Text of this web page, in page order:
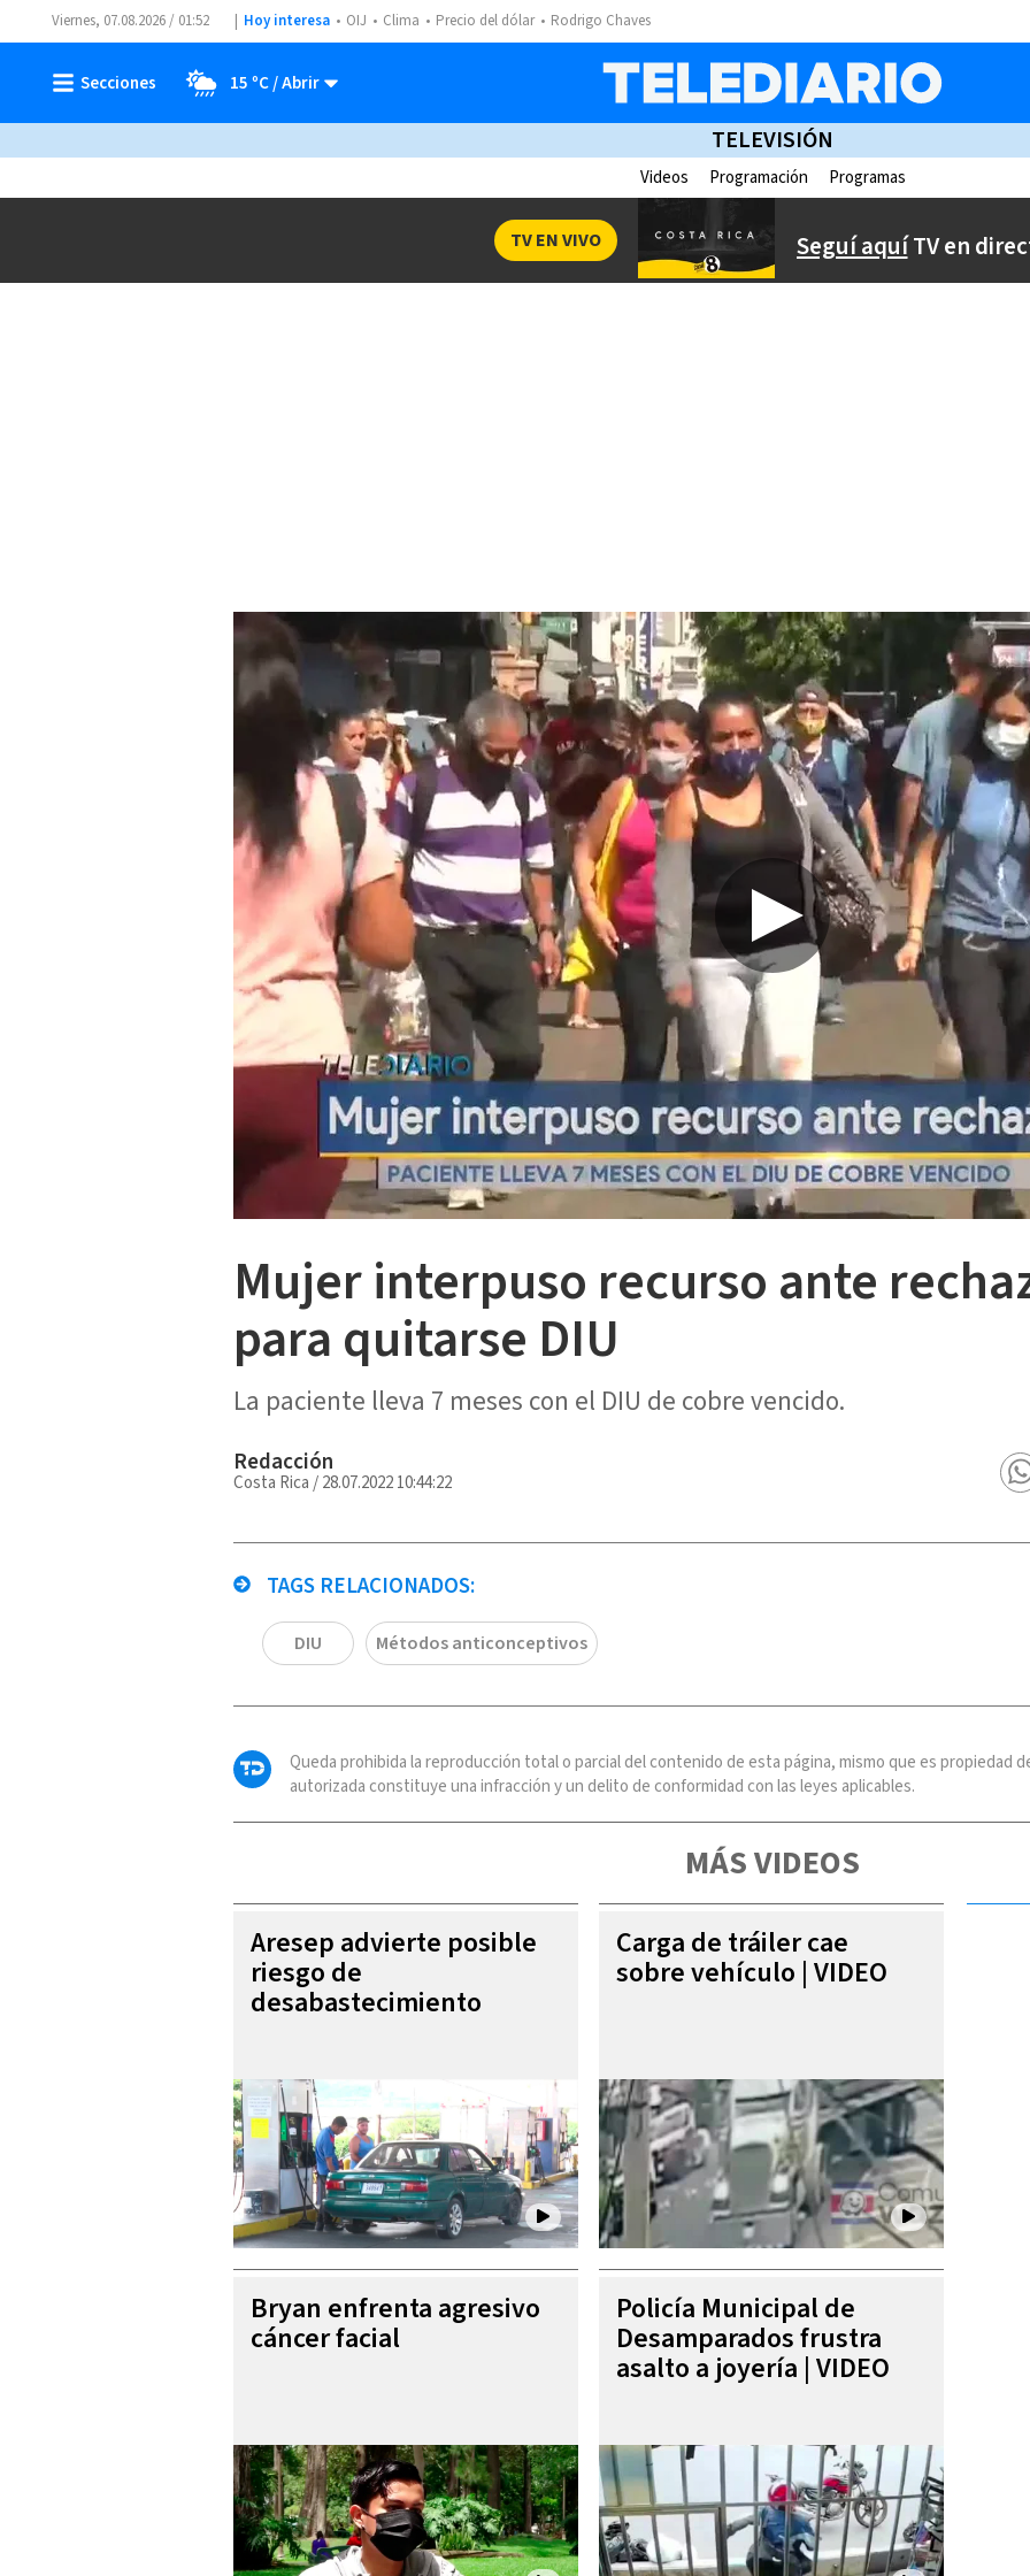
Viernes, 07.08.2026 / 01:52 Hoy interesa OIJ Clima Precio del dólar Rodrigo Chaves
15 ºC
TELEVISIÓN
Videos Programación Programas
Seguí aquíTV en
TV EN VIVO
Mujer interpuso recurso ante
para quitarse DIU
La paciente lleva 7 meses con el DIU de cobre vencido.
Redacción
Costa Rica /28.07.2022 10:44:22
TAGS RELACIONADOS:
DIU Métodos anticonceptivos
Queda prohibida la reproducción total o parcial del contenido de esta página, mismo que es propiedad
autorizada constituye una infracción y un delito de conformidad con las leyes aplicables.
MÁS VIDEOS
Aresep advierte posible
riesgo de
desabastecimiento
Carga de tráiler cae
sobre vehículo | VIDEO
Bryan enfrenta agresivo
cáncer facial
Policía Municipal de
Desamparados frustra
asalto a joyería | VIDEO